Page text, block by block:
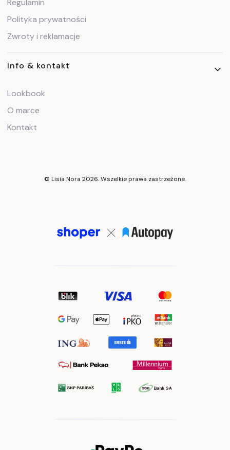
Regulamin
Polityka prywatności
Zwroty i reklamacje
Info & kontakt
Lookbook
O marce
Kontakt
© Lisia Nora 2026. Wszelkie prawa zastrzeżone.